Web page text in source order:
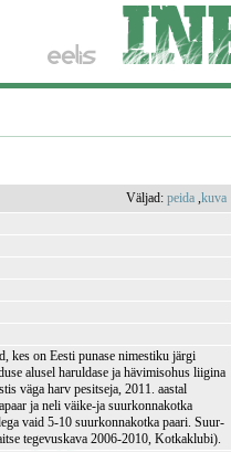
Väljad:peida ,kuva
kes on Eesti punase nimestiku järgi
alusel haruldase ja hävimisohus liigina
väga harv pesitseja, 2011. aastal
ja neli väike-ja suurkonnakotka
vaid 5-10 suurkonnakotka paari. Suur-
tegevuskava 2006-2010, Kotkaklubi).